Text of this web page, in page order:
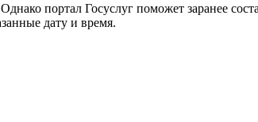
портал Госуслуг поможет заранее
дату и время.